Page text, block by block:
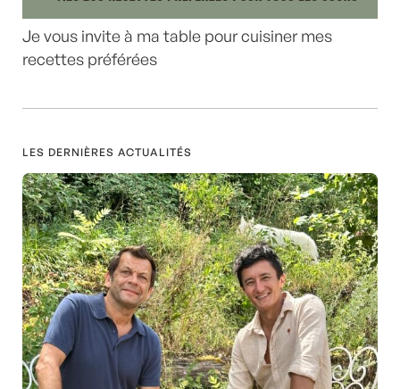
Je vous invite à ma table pour cuisiner mes
recettes préférées
LES DERNIÈRES ACTUALITÉS